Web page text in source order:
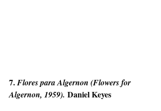
7. Flores para Algernon (Flowers for
Algernon, 1959). Daniel Keyes